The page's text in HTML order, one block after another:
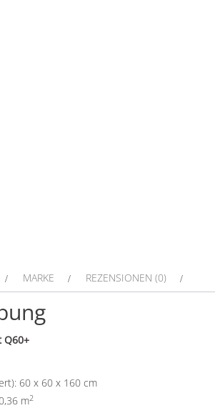
MARKE REZENSIONEN (0)
Q60+
60 x 60 x 160 cm
m2